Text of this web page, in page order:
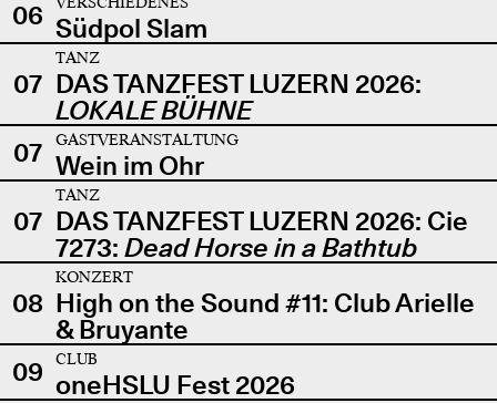
06 Südpol Slam
07
TANZ
DAS TANZFEST LUZERN 2026:
LOKALE BÜHNE
07
GASTVERANSTALTUNG
Wein im Ohr
07
TANZ
DAS TANZFEST LUZERN 2026: Cie
7273: Dead Horse in a Bathtub
08
KONZERT
High on the Sound #11: Club Arielle
& Bruyante
09
CLUB
oneHSLU Fest 2026